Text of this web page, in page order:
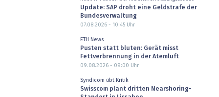
Update: SAP droht eine Geldstrafe der
Bundesverwaltung
07.08.2026 - 10:45Uhr
ETH News
Pusten statt bluten: Gerät misst
Fettverbrennung in der Atemluft
09.08.2026 - 09:00 Uhr
Syndicom übt Kritik
Swisscom plant dritten Nearshoring-